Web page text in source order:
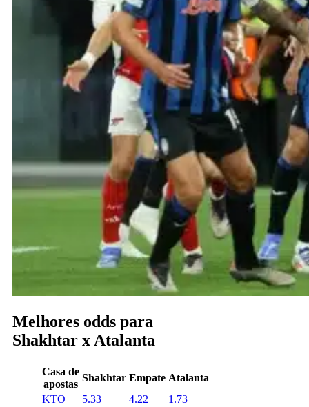
Melhores odds para
Shakhtar x Atalanta
Casa de
apostas
Shakhtar Empate Atalanta
KTO
5.33 4.22
1.73